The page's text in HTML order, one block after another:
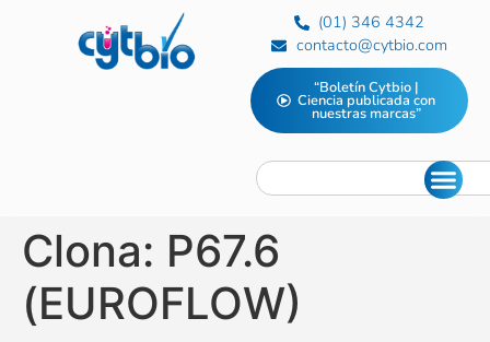
(01) 346 4342
contacto@cytbio.com
“Boletín Cytbio |
Ciencia publicada con
nuestras marcas”
Clona: P67.6
(EUROFLOW)